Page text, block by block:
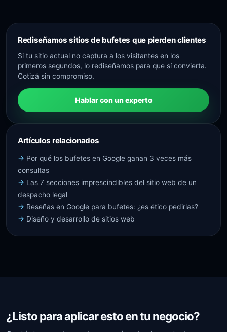
Rediseñamos sitios de bufetes que pierden clientes
Si tu sitio actual no captura a los visitantes en los
primeros segundos, lo rediseñamos para que sí convierta.
Cotizá sin compromiso.
Hablar con un experto
Artículos relacionados
Por qué los bufetes en Google ganan 3 veces más
consultas
Las 7 secciones imprescindibles del sitio web de un
despacho legal
Reseñas en Google para bufetes: ¿es ético pedirlas?
Diseño y desarrollo de sitios web
¿Listo para aplicar esto en tu negocio?